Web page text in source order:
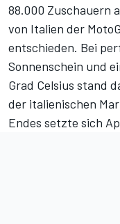
88.000 Zuschauern
von Italien der
entschieden. Bei
Sonnenschein und
Grad Celsius stand
der italienischen
Endes setzte sich